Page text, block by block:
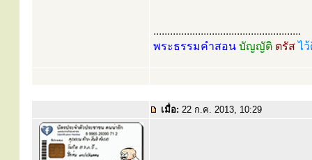
.....................................................
พระธรรมคำสอน บัญญัติ ตรัสไ
เมื่อ: 22 ก.ค. 2013, 10:29